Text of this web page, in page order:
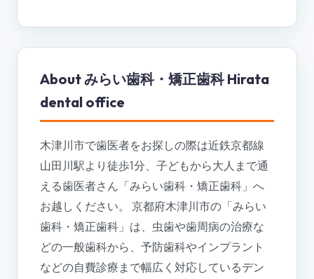
About みらい歯科・矯正歯科 Hirata
dental office
木津川市で歯医者をお探しの際は近鉄京都線
山田川駅より徒歩1分、子どもから大人まで通
える歯医者さん「みらい歯科・矯正歯科」へ
お越しください。 京都府木津川市の「みらい
歯科・矯正歯科」は、虫歯や歯周病の治療な
どの一般歯科から、予防歯科やインプラント
などの自費診療まで幅広く対応しているデン